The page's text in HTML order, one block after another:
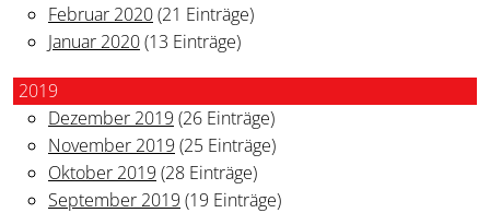
Februar 2020(21 Einträge)
Januar 2020(13 Einträge)
2019
Dezember 2019 (26 Einträge)
November 2019 (25 Einträge)
Oktober 2019 (28 Einträge)
September 2019 (19 Einträge)